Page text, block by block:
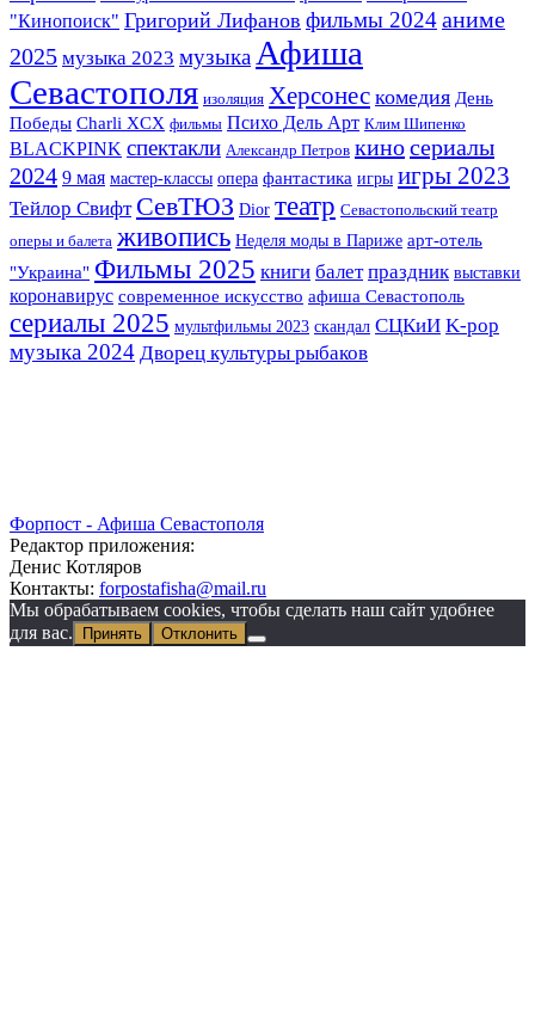
"Кинопоиск" Григорий Лифанов фильмы 2024аниме
2025 музыка 2023 музыка Афиша
Севастополя изоляция Херсонес комедия День
Победы Charli XCX фильмы Психо Дель Арт Клим Шипенко
BLACKPINK спектакли Александр Петров киносериалы
2024 9 мая мастер-классы опера фантастика игры игры 2023
Тейлор Свифт СевТЮЗ Dior театр Севастопольский театр
оперы и балета живопись Неделя моды в Париже арт-отель
"Украина" Фильмы 2025 книги балет праздник выставки
коронавирус современное искусство афиша Севастополь
сериалы 2025 мультфильмы 2023 скандал СЦКиИ K-pop
музыка 2024 Дворец культуры рыбаков
Форпост - Афиша Севастополя
Редактор приложения:
Денис Котляров
Контакты: forpostafisha@mail.ru
Мы обрабатываем cookies, чтобы сделать наш сайт удобнее
для вас.
Принять Отклонить